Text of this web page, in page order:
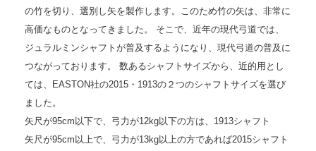
の竹を切り、選別し矢を製作します。このため竹の矢は、非常に
高価なものとなってきました。 そこで、近年の現代弓道では、
ジュラルミンシャフトが普及するようになり、現代弓道の普及に
つながっております。 数あるシャフトサイズから、近的用とし
ては、EASTON社の2015・1913の２つのシャフトサイズを選び
ました。
矢尺が95cm以下で、弓力が12kg以下の方は、1913シャフト
矢尺が95cm以上で、弓力が13kg以上の方であれば2015シャフト